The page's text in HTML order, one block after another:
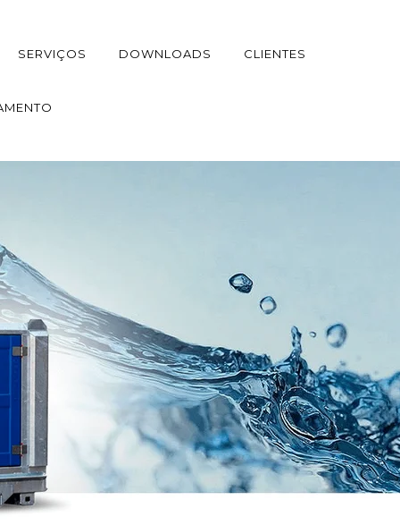
SERVIÇOS DOWNLOADS CLIENTES